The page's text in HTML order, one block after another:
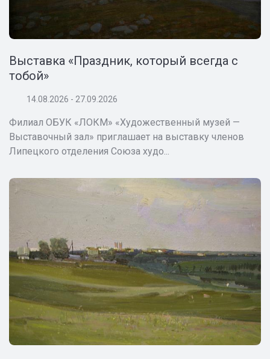
Выставка «Праздник, который всегда с
тобой»
14.08.2026 - 27.09.2026
Филиал ОБУК «ЛОКМ» «Художественный музей —
Выставочный зал» приглашает на выставку членов
Липецкого отделения Союза худо...